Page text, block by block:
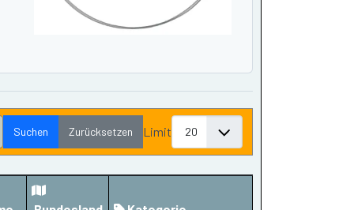
Suchen Zurücksetzen Limit